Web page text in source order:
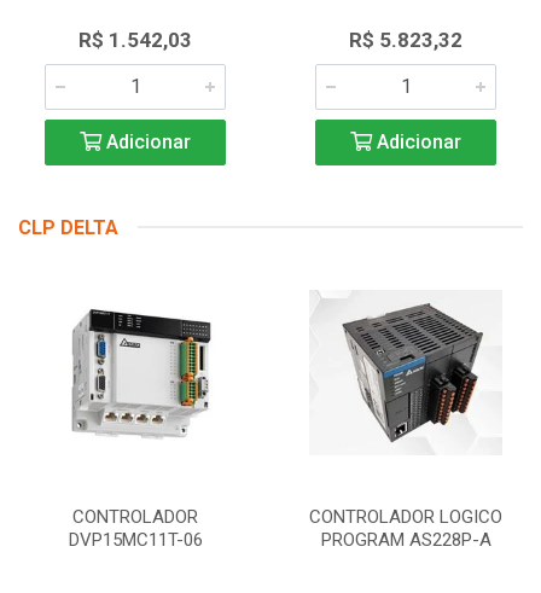
R$ 1.542,03
Adicionar
R$ 5.823,32
Adicionar
CLP DELTA
CONTROLADOR
DVP15MC11T-06
CONTROLADOR LOGICO
PROGRAM AS228P-A